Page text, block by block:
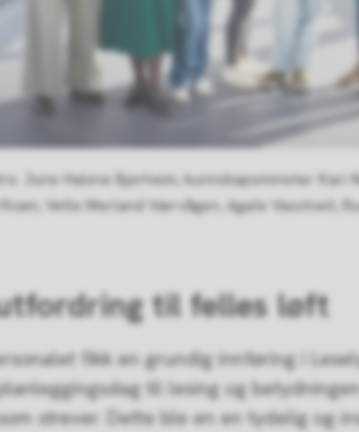
June Halsne Bjørheim, kunnskapsminister Kari
Vetle Merland Værvågen, Agate Vasstveit,
til felles løft
fikk en grundig innføring i
til lesing og
strever. Dette ble en en tydelig og